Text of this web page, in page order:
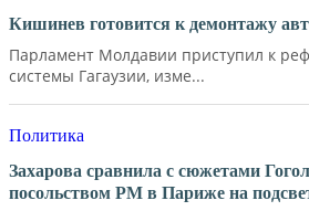
Кишинев готовится к демонтажу
Парламент Молдавии приступил к
системы Гагаузии, изме...
Политика
Захарова сравнила с сюжетами
посольством РМ в Париже на